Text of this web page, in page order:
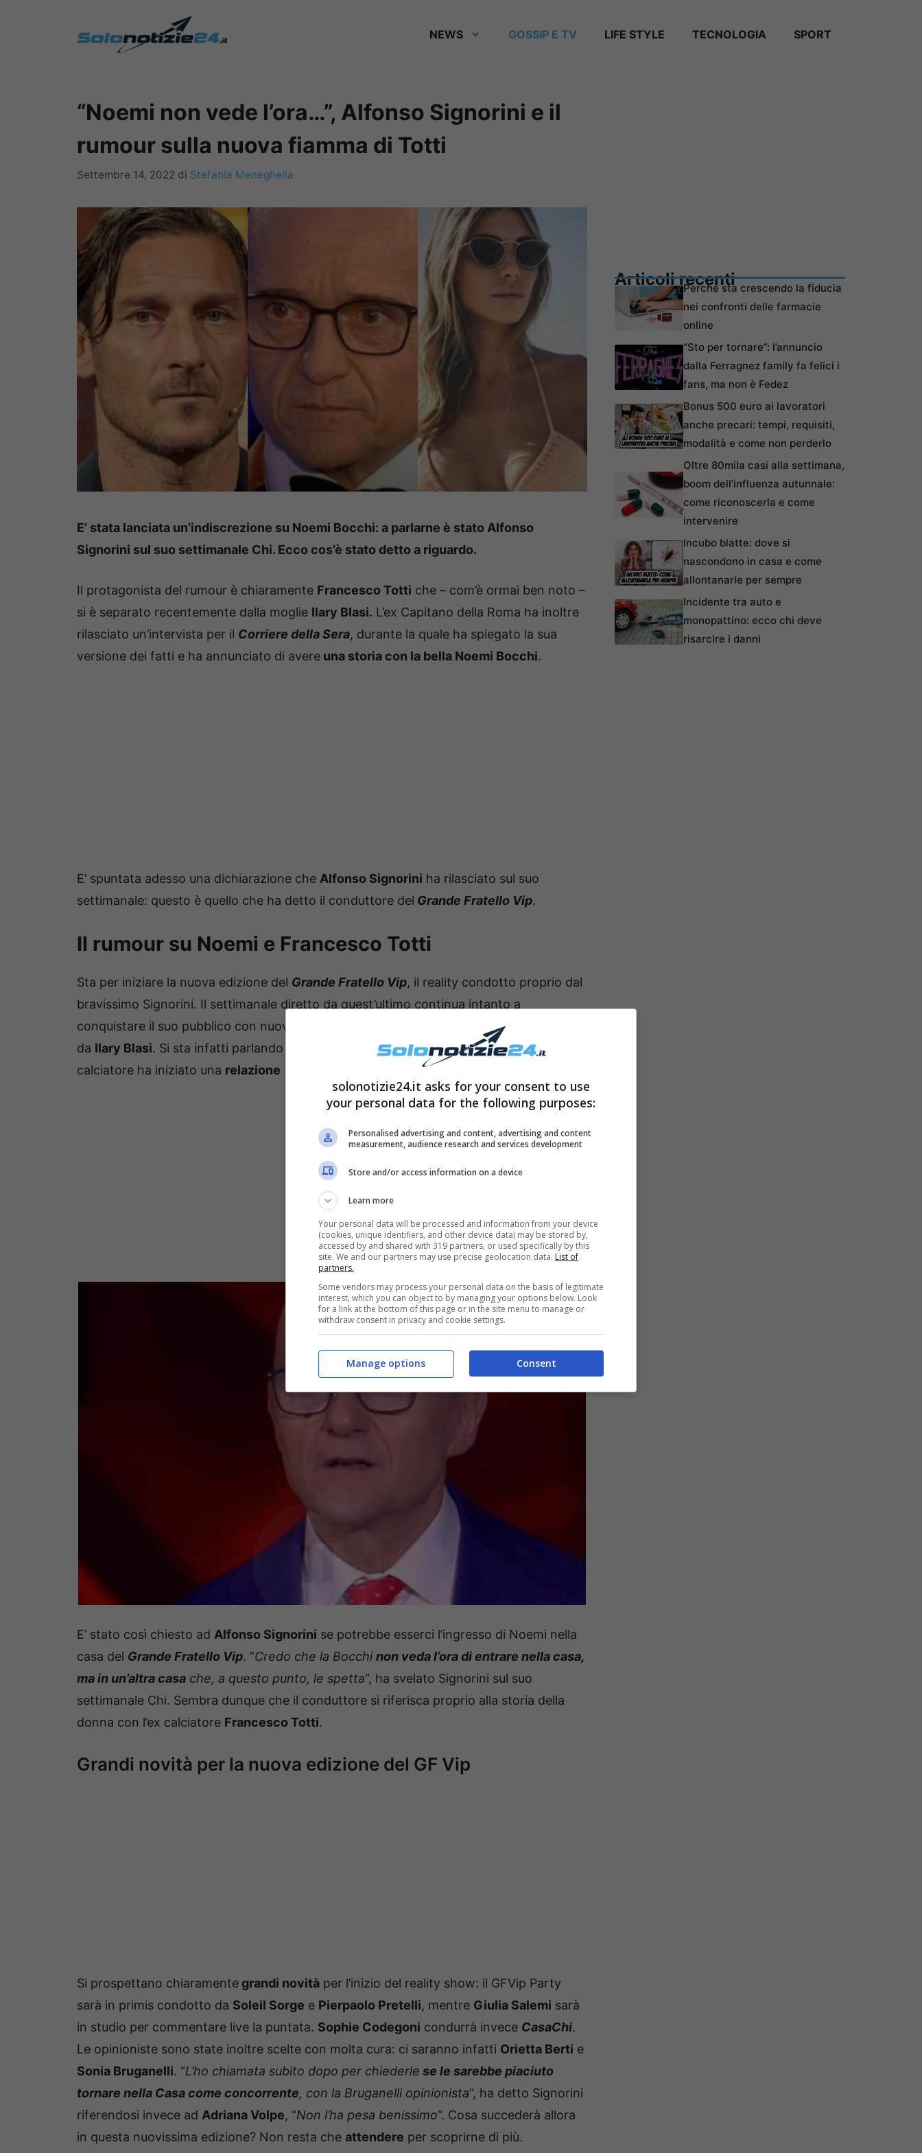
NEWS GOSSIP E TV LIFE STYLE TECNOLOGIA SPORT
“Noemi non vede l’ora…”, Alfonso Signorini e il
rumour sulla nuova fiamma di Totti
Settembre 14, 2022 di Stefania Meneghella
E’ stata lanciata un’indiscrezione su Noemi Bocchi: a parlarne è stato Alfonso
Signorini sul suo settimanale Chi. Ecco cos’è stato detto a riguardo.
Il protagonista del rumour è chiaramente Francesco Totti che – com’è ormai ben noto –
si è separato recentemente dalla moglie Ilary Blasi. L’ex Capitano della Roma ha inoltre
rilasciato un’intervista per il Corriere della Sera, durante la quale ha spiegato la sua
versione dei fatti e ha annunciato di avere una storia con la bella Noemi Bocchi.
E’ spuntata adesso una dichiarazione che Alfonso Signorini ha rilasciato sul suo
settimanale: questo è quello che ha detto il conduttore del Grande Fratello Vip.
Il rumour su Noemi e Francesco Totti
Sta per iniziare la nuova edizione del Grande Fratello Vip, il reality condotto proprio dal
bravissimo Signorini. Il settimanale diretto da quest’ultimo continua intanto a
conquistare il suo pubblico con nuovi gossip su
e sulla sua separazione
da Ilary Blasi. Si sta infatti parlando – in questo periodo – diNoemi Bocchi, con cui l’ex
calciatore ha iniziato una relazione (come da lui dichiarato recentemente).
E’ stato così chiesto ad Alfonso Signorini se potrebbe esserci l’ingresso di Noemi nella
casa del Grande Fratello Vip. “Credo che la Bocchinon veda l’ora di entrare nella casa,
ma in un’altra casa che, a questo punto, le spetta“, ha svelato Signorini sul suo
settimanale Chi. Sembra dunque che il conduttore si riferisca proprio alla storia della
donna con l’ex calciatore Francesco Totti.
Grandi novità per la nuova edizione del GF Vip
Si prospettano chiaramente grandi novità per l’inizio del reality show: il GFVip Party
sarà in primis condotto da Soleil Sorge e Pierpaolo Pretelli, mentre Giulia Salemi sarà
in studio per commentare live la puntata. Sophie Codegoni condurrà invece CasaChi.
Le opinioniste sono state inoltre scelte con molta cura: ci saranno infatti Orietta Berti e
Sonia Bruganelli. “L’ho chiamata subito dopo per chiederle se le sarebbe piaciuto
tornare nella Casa come concorrente, con la Bruganelli opinionista“, ha detto Signorini
riferendosi invece ad Adriana Volpe, “Non l’ha pesa benissimo“. Cosa succederà allora
in questa nuovissima edizione? Non resta che attendere per scoprirne di più.
Articoli recentiPerché sta crescendo la fiducia
nei confronti delle farmacie
online
“Sto per tornare”: l’annuncio
dalla Ferragnez family fa felici i
fans, ma non è Fedez
Bonus 500 euro ai lavoratori
anche precari: tempi, requisiti,
modalità e come non perderlo
Oltre 80mila casi alla settimana,
boom dell’influenza autunnale:
come riconoscerla e come
intervenire
Incubo blatte: dove si
nascondono in casa e come
allontanarle per sempre
Incidente tra auto e
monopattino: ecco chi deve
risarcire i danni
solonotizie24.it asks for your consent to use
your personal data for the following purposes:
Personalised advertising and content, advertising and content
measurement, audience research and services development
Store and/or access information on a device
Learn more
Your personal data will be processed and information from your device
(cookies, unique identifiers, and other device data) may be stored by,
accessed by and shared with 319 partners, or used specifically by this
site. We and our partners may use precise geolocation data. List of
partners.
Some vendors may process your personal data on the basis of legitimate
interest, which you can object to by managing your options below. Look
for a link at the bottom of this page or in the site menu to manage or
withdraw consent in privacy and cookie settings.
Consent
Manage options